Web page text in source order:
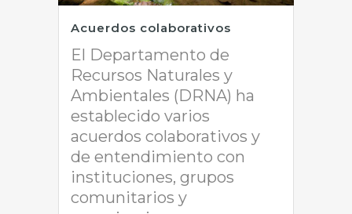
Acuerdos colaborativos
El Departamento de
Recursos Naturales y
Ambientales (DRNA) ha
establecido varios
acuerdos colaborativos y
de entendimiento con
instituciones, grupos
comunitarios y